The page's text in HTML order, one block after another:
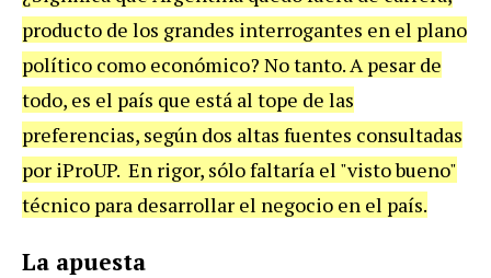
producto de los grandes interrogantes en el plano
político como económico? Notanto.A pesar de
todo, es el país que está al tope de las
preferencias, según dos altas fuentes consultadas
por iProUP. En rigor, sólofaltaría el "vistobueno"
técnico para desarrollar el negocio en el país.
La apuesta